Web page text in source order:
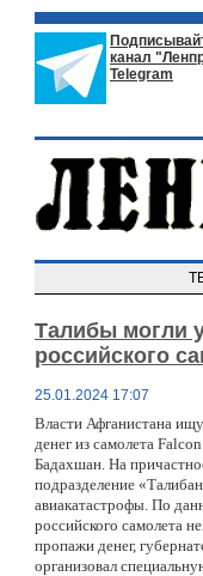
канал
Telegram
Талибы могли
российского
25.01.2024 17:07
Власти Афганистана
денег из самолета
Бадахшан. На
подразделение
авиакатастрофы. По
российского самолета
пропажи денег,
организовал